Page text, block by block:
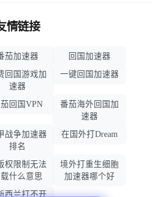
情链接
茄加速器
回国加速器
回国游戏加
速器
一键回国加速器
回国VPN
番茄海外回国加
速器
战争加速器
排名
在国外打Dream
权限制无法
载什么意思
境外打重生细胞
加速器哪个好
西兰打不开